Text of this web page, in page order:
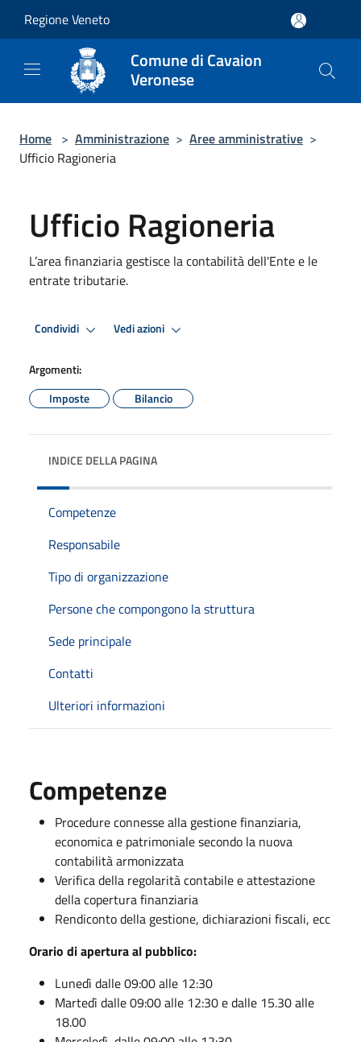
Regione Veneto
Comune di Cavaion
Veronese
Home > Amministrazione > Aree amministrative >
Ufficio Ragioneria
Ufficio Ragioneria
L’area finanziaria gestisce la contabilità dell'Ente e le
entrate tributarie.
Condividi Vedi azioni
Argomenti:
Imposte
Bilancio
INDICE DELLA PAGINA
Competenze
Responsabile
Tipo di organizzazione
Persone che compongono la struttura
Sede principale
Contatti
Ulteriori informazioni
Competenze
Procedure connesse alla gestione finanziaria,
economica e patrimoniale secondo la nuova
contabilità armonizzata
Verifica della regolarità contabile e attestazione
della copertura finanziaria
Rendiconto della gestione, dichiarazioni fiscali, ecc
Orario di apertura al pubblico:
Lunedì dalle 09:00 alle 12:30
Martedì dalle 09:00 alle 12:30 e dalle 15.30 alle
18.00